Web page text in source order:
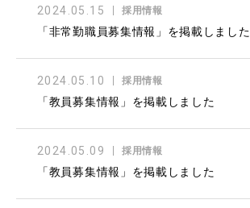
2024.05.15 採用情報
「非常勤職員募集情報」を掲載しました
2024.05.10 採用情報
「教員募集情報」を掲載しました
2024.05.09 採用情報
「教員募集情報」を掲載しました